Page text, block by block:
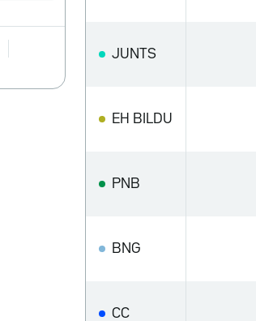
JUNTS
EH BILDU
PNB
BNG
CC